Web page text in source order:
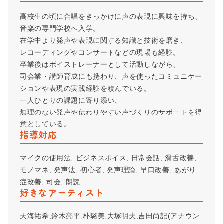
高校生の頃に合唱をきっかけに声の表現に興味を持ち、
音楽の専門学校へ入学。
在学中より発声や表現に関する知識と技術を磨き、
レコーディングやコンサートなどの現場も経験。
卒業後はボイストレーナーとして活動しながら、
司会業・講師育成にも携わり、声を使ったコミュニケー
ションや表現の実践経験を積んでいる。
一人ひとりの課題に寄り添い、
無理のない発声や伝わりやすい声づくりのサポートを得
意としている。
指導対応
マイクの使用法, ビジネスボイス, 日常会話, 滑舌改善,
モノマネ, 発声法, 初心者, 発声理論, 早口改善, あがり
症改善, 司会, 朗読
好きなアーティスト
天海祐希,鈴木亮平,朴璐美,大塚明夫,吉田尚記(アナウン